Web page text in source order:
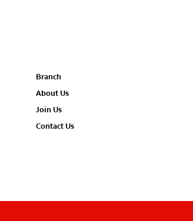
Branch
About Us
Join Us
Contact Us